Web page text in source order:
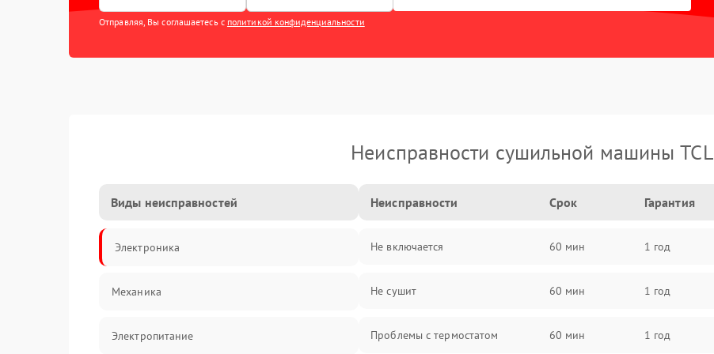
Отправляя, Вы соглашаетесь с политикой конфиденциальности
Неисправности сушильной машины TCL
Виды неисправностей
Электроника
Механика
Электропитание
Неисправности Срок Гарантия
Не включается 60 мин 1 год
Не сушит 60 мин 1 год
Проблемы с термостатом 60 мин 1 год